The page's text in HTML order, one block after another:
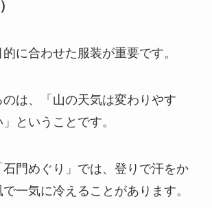
に合わせた服装が重要です。
は、「山の天気は変わりやす
ということです。
門めぐり」では、登りで汗をか
一気に冷えることがあります。